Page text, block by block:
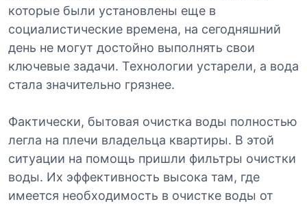
которые были установлены еще в
социалистические времена, на сегодняшний
день не могут достойно выполнять свои
ключевые задачи. Технологии устарели, а вода
стала значительно грязнее.
Фактически, бытовая очистка воды полностью
легла на плечи владельца квартиры. В этой
ситуации на помощь пришли фильтры очистки
воды. Их эффективность высока там, где
имеется необходимость в очистке воды от